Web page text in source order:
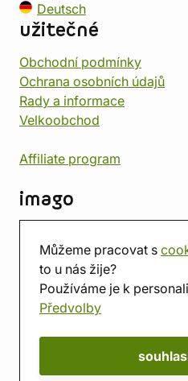
Můžeme pracovat s
to u nás žije?
Používáme je k
Předvolby
Deutsch
užitečné
Obchodní podmínky
Ochrana osobních údajů
Rady a informace
Velkoobchod
Affiliate program
imago
Prodejna
Herna
O nás
Hodnocení obchodu